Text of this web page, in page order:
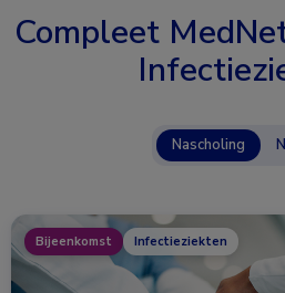
Compleet
Nascholing
Bijeenkomst Infectieziekten